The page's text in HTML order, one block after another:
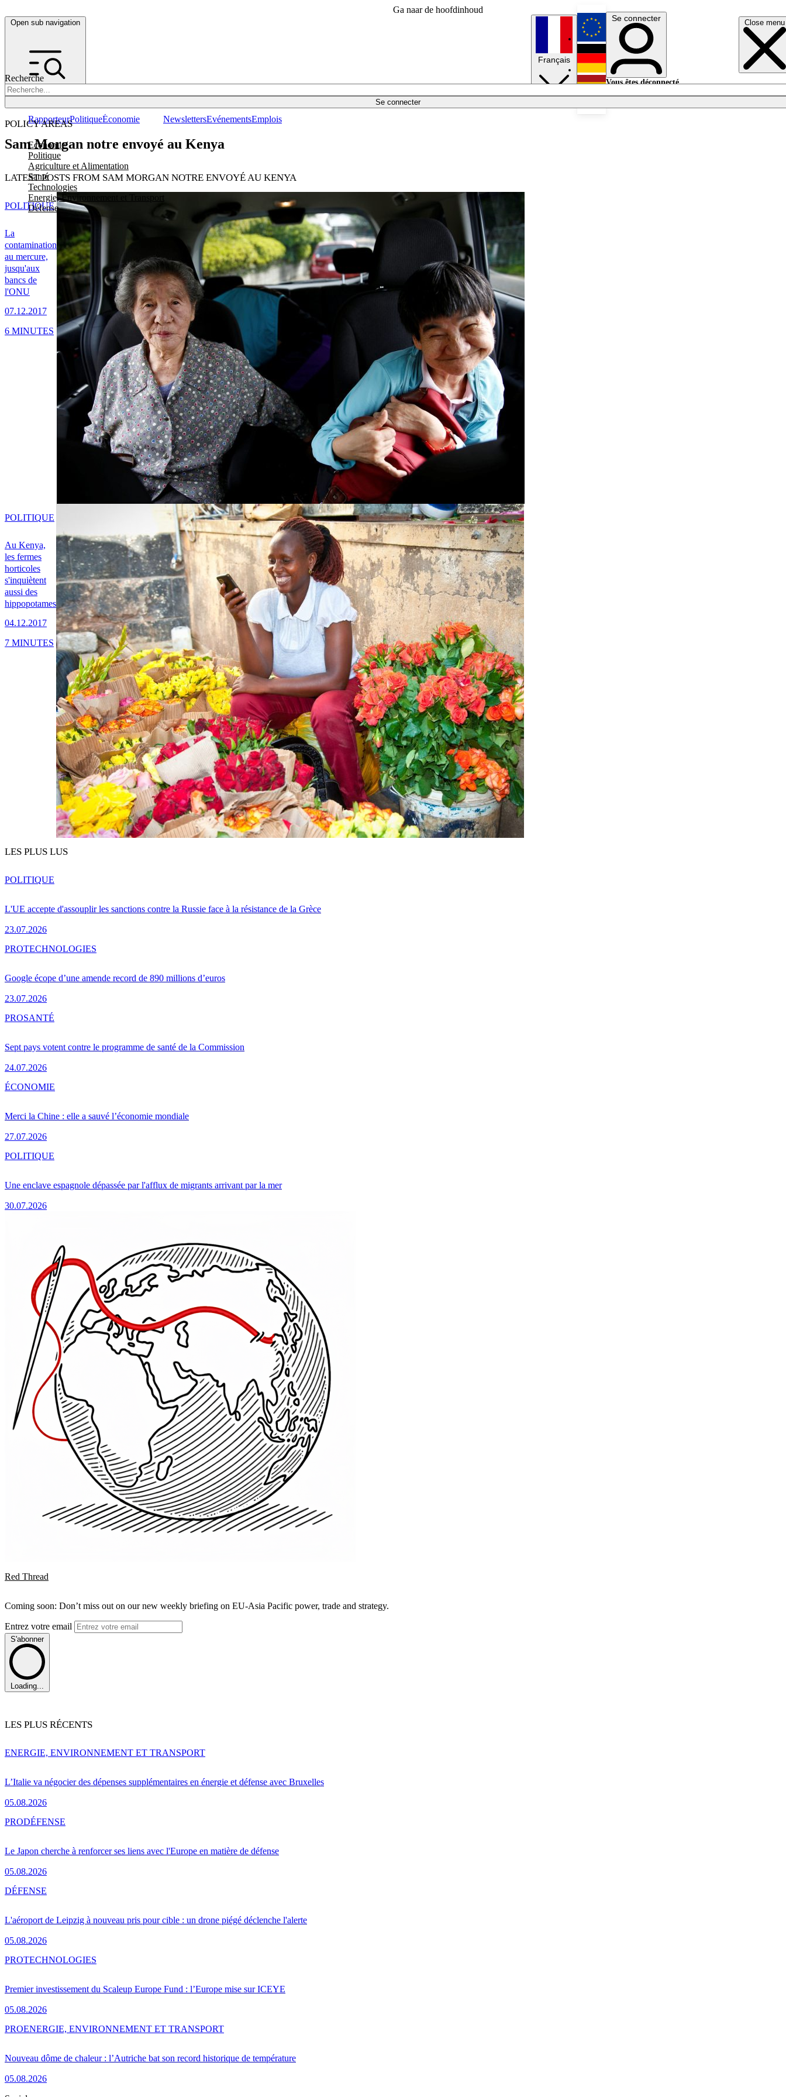
Ga naar de hoofdinhoud
Open sub navigation Close menu
Recherche
Se connecter
POLICY AREAS
Economie
Politique
Agriculture et Alimentation
Santé
Technologies
Energie, Environnement et Transport
Défense
RapporteurPolitiqueÉconomie NewslettersEvénementsEmplois
Français
English
Deutsch
Se connecter
Vous êtes déconnecté.
Sam Morgan notre envoyé au Kenya
LATEST POSTS FROM SAM MORGAN NOTRE ENVOYÉ AU KENYA
La
contamination
au mercure,
jusqu'aux
bancs de
l'ONU
07.12.2017
POLITIQUE
6 MINUTES
Au Kenya,
les fermes
horticoles
s'inquiètent
aussi des
hippopotames
04.12.2017
POLITIQUE
7 MINUTES
LES PLUS LUS
L'UE accepte d'assouplir les sanctions contre la Russie face à la résistance de la Grèce
23.07.2026
POLITIQUE
Google écope d’une amende record de 890 millions d’euros
23.07.2026
PROTECHNOLOGIES
Sept pays votent contre le programme de santé de la Commission
24.07.2026
PROSANTÉ
Merci la Chine : elle a sauvé l’économie mondiale
27.07.2026
ÉCONOMIE
Une enclave espagnole dépassée par l'afflux de migrants arrivant par la mer
30.07.2026
POLITIQUE
Red Thread
Coming soon: Don’t miss out on our new weekly briefing on EU-Asia Pacific power, trade and strategy.
Entrez votre email
S'abonner
Loading...
LES PLUS RÉCENTS
L’Italie va négocier des dépenses supplémentaires en énergie et défense avec Bruxelles
05.08.2026
ENERGIE, ENVIRONNEMENT ET TRANSPORT
Le Japon cherche à renforcer ses liens avec l'Europe en matière de défense
05.08.2026
PRODÉFENSE
L'aéroport de Leipzig à nouveau pris pour cible : un drone piégé déclenche l'alerte
05.08.2026
DÉFENSE
Premier investissement du Scaleup Europe Fund : l’Europe mise sur ICEYE
05.08.2026
PROTECHNOLOGIES
Nouveau dôme de chaleur : l’Autriche bat son record historique de température
05.08.2026
PROENERGIE, ENVIRONNEMENT ET TRANSPORT